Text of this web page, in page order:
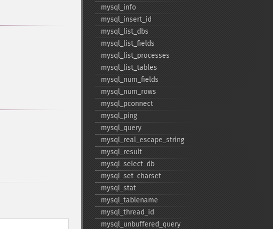
mysql_​info
mysql_​insert_​id
mysql_​list_​dbs
mysql_​list_​fields
mysql_​list_​processes
mysql_​list_​tables
mysql_​num_​fields
mysql_​num_​rows
mysql_​pconnect
mysql_​ping
mysql_​query
mysql_​real_​escape_​string
mysql_​result
mysql_​select_​db
mysql_​set_​charset
mysql_​stat
mysql_​tablename
mysql_​thread_​id
mysql_​unbuffered_​query